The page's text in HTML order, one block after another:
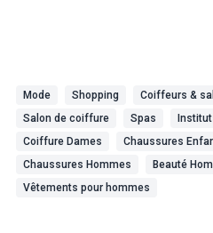
Mode Shopping
Coiffeurs &
Salon de coiffure
Spas
Coiffure Dames
Chaussures
Chaussures Hommes
Beauté
Vêtements pour hommes